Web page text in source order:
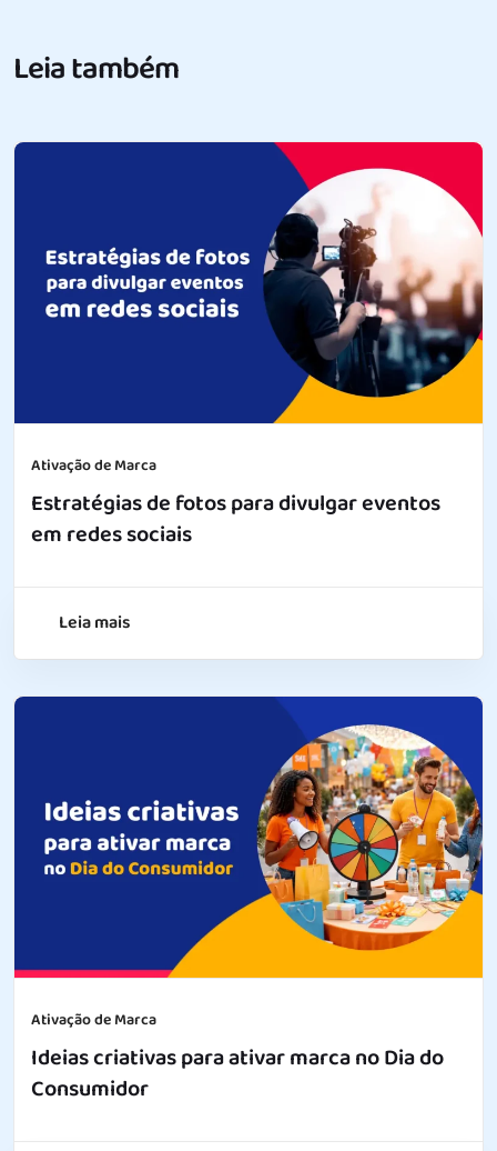
Leia também
Ativação de Marca
Estratégias de fotos para divulgar eventos
em redes sociais
Leia mais
Ativação de Marca
Ideias criativas para ativar marca no Dia do
Consumidor